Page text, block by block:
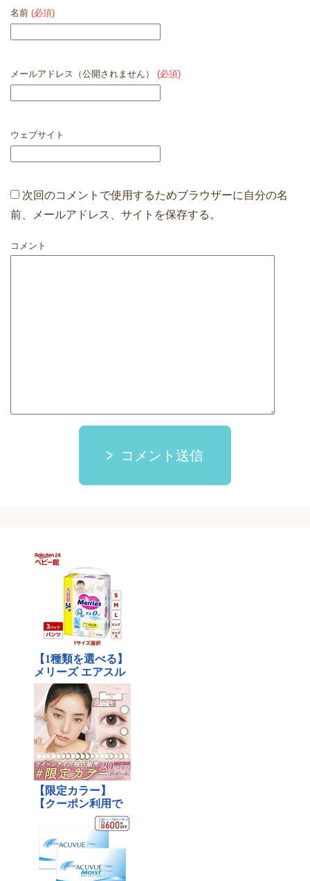
名前 (必須)
メールアドレス（公開されません） (必須)
ウェブサイト
次回のコメントで使用するためブラウザーに自分の名
前、メールアドレス、サイトを保存する。
コメント
コメント送信